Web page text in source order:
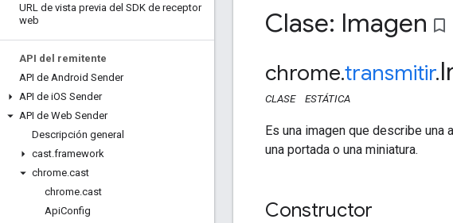
URL de vista previa del SDK de receptor
web
API del remitente
API de Android Sender
API de iOS Sender
API de Web Sender
Descripción general
cast.framework
chrome.cast
chrome.cast
ApiConfig
Clase: Imagen bookmark_border
chrome.transmitir.
CLASE ESTÁTICA
Es una imagen que describe
una portada o una miniatura.
Constructor